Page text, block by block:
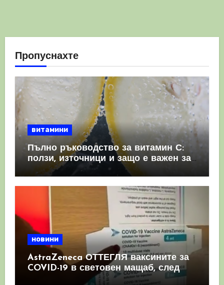
Пропуснахте
витамини
Пълно ръководство за витамин С:
ползи, източници и защо е важен за
имунната система
новини
AstraZeneca ОТТЕГЛЯ ваксините за
COVID-19 в световен мащаб, след
като призна, че те причиняват